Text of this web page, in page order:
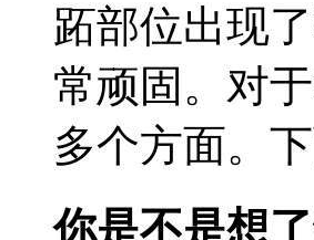
跖部位出现
常顽固。对
多个方面。
你是不是想了